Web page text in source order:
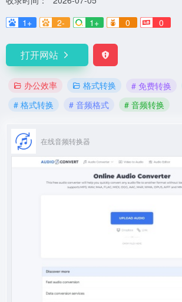
1+
2- 1+ 0 0
打开网站
办公效率 格式转换 # 免费转换
# 格式转换
# 音频格式 # 音频转换
在线音频转换器